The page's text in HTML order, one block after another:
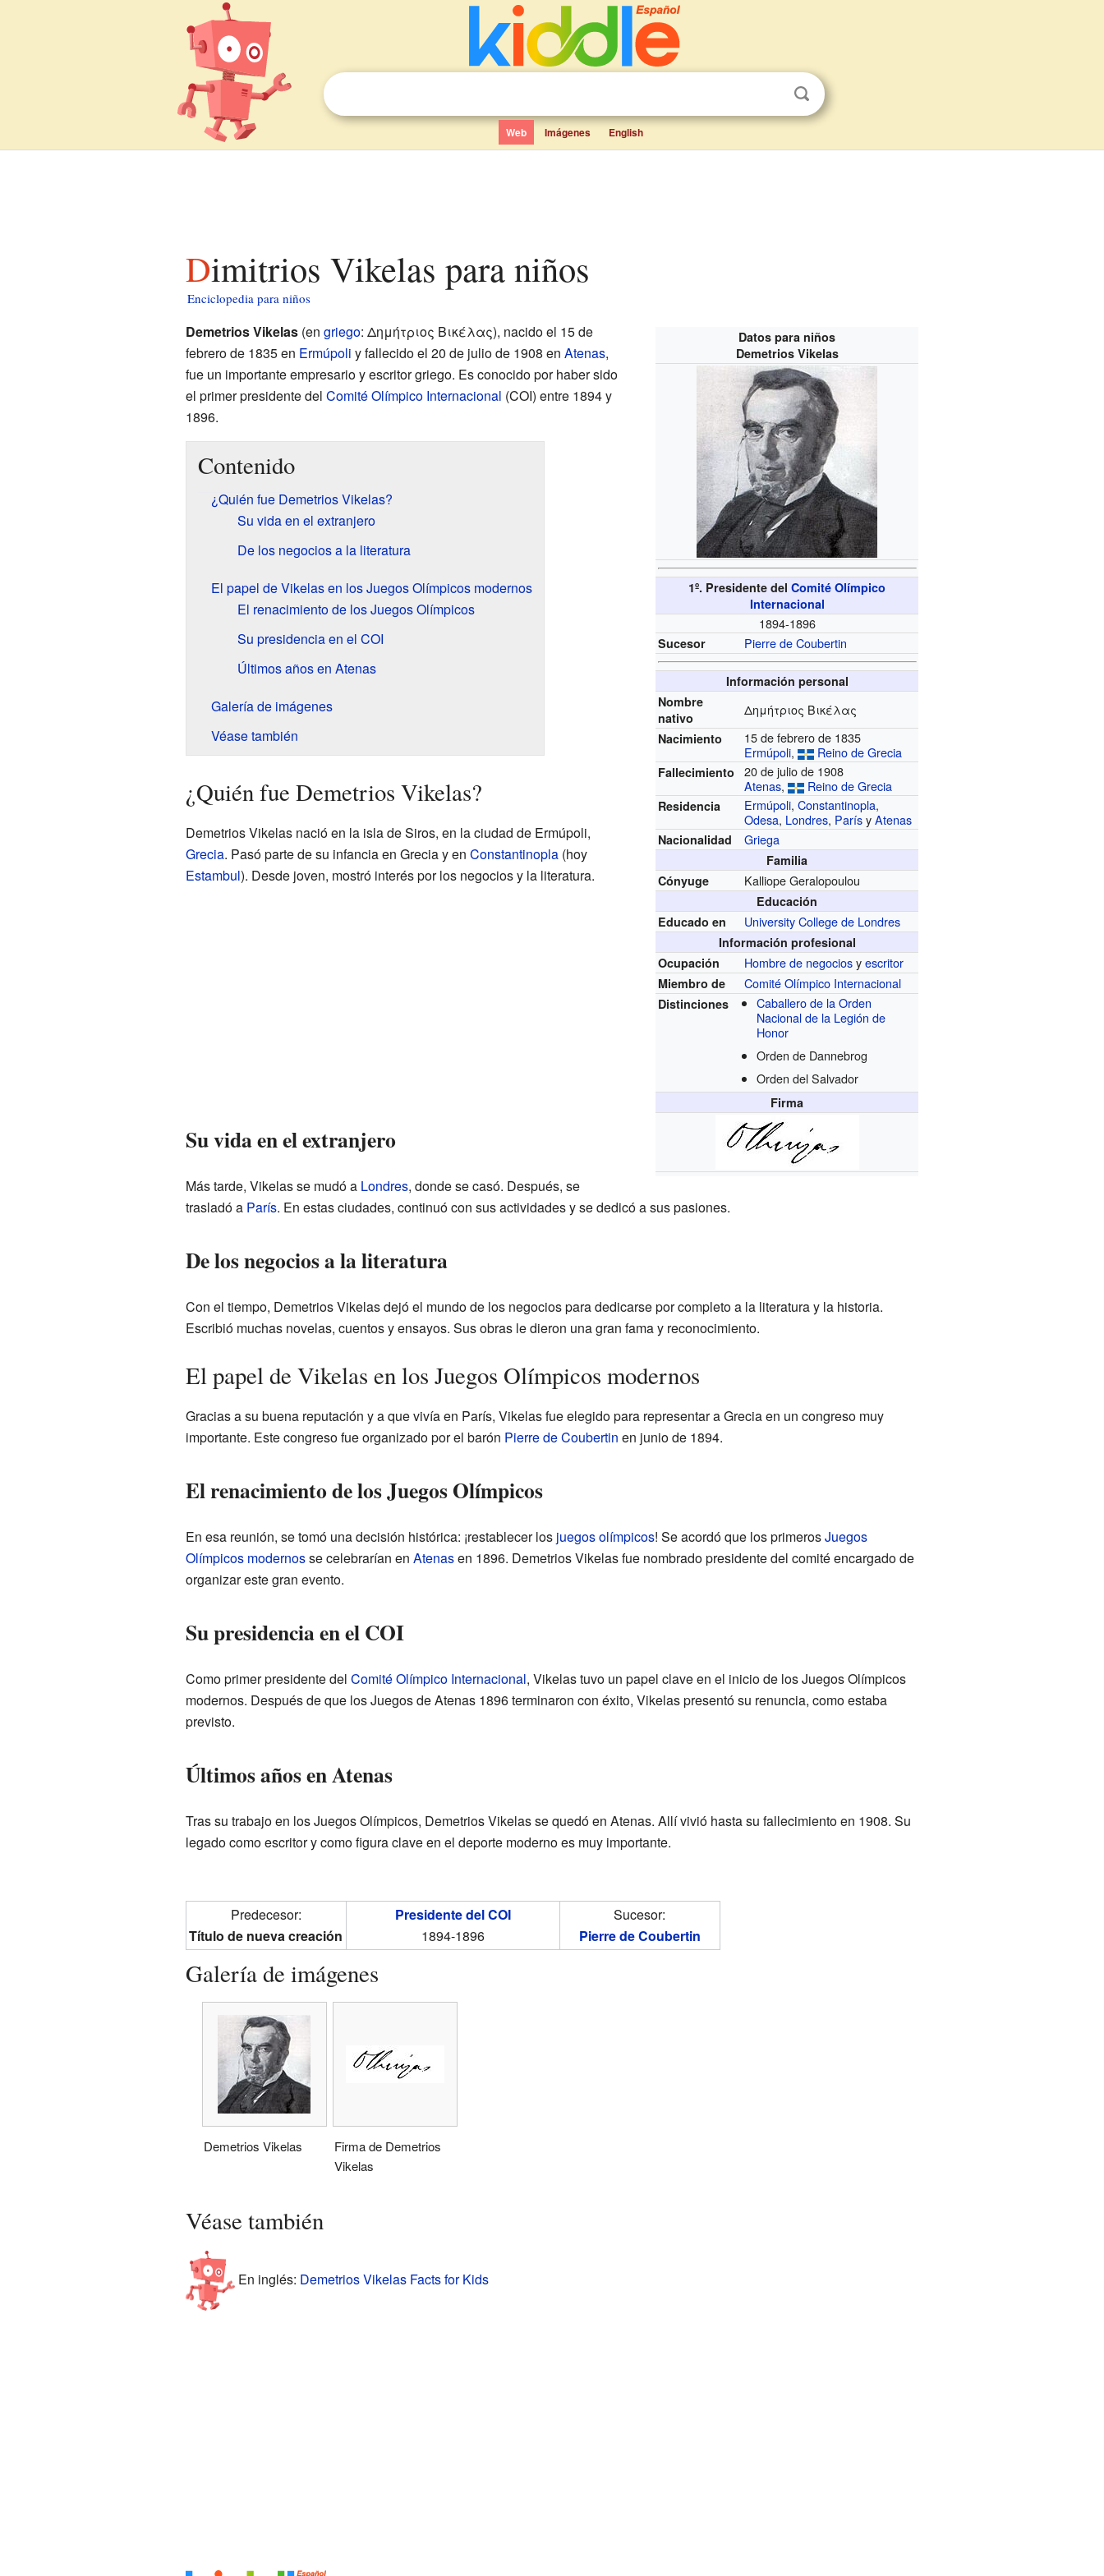
Web Imágenes English
Dimitrios Vikelas para niños
Enciclopedia para niños
Datos para niños
Demetrios Vikelas
1º. Presidente delComité Olímpico
Internacional
1894-1896
Sucesor Pierre de Coubertin
Información personal
Nombre
nativo
Δημήτριος Βικέλας
Nacimiento
15 de febrero de 1835
Ermúpoli, Reino de Grecia
Fallecimiento
20 de julio de 1908
Atenas, Reino de Grecia
Residencia Ermúpoli,Constantinopla,
Odesa, Londres, ParísyAtenas
Nacionalidad Griega
Familia
Cónyuge
Kalliope Geralopoulou
Educación
Educado en
University College de Londres
Información profesional
Ocupación
Hombre de negociosyescritor
Miembro de Comité Olímpico Internacional
Distinciones
Caballero de la Orden
Nacional de la Legión de
Honor
Orden de Dannebrog
Orden del Salvador
Firma
Demetrios Vikelas(en griego: Δημήτριος Βικέλας), nacido el 15 de
febrero de 1835 en Ermúpoli y fallecido el 20 de julio de 1908 en Atenas,
fue un importante empresario y escritor griego. Es conocido por haber sido
el primer presidente del Comité Olímpico Internacional (COI) entre 1894 y
1896.
Contenido
¿Quién fue Demetrios Vikelas?
Su vida en el extranjero
De los negocios a la literatura
El papel de Vikelas en los Juegos Olímpicos modernos
El renacimiento de los Juegos Olímpicos
Su presidencia en el COI
Últimos años en Atenas
Galería de imágenes
Véase también
¿Quién fue Demetrios Vikelas?
Demetrios Vikelas nació en la isla de Siros, en la ciudad de Ermúpoli,
Grecia. Pasó parte de su infancia en Grecia y en Constantinopla(hoy
Estambul). Desde joven, mostró interés por los negocios y la literatura.
Su vida en el extranjero
Más tarde, Vikelas se mudó a Londres, donde se casó. Después, se
trasladó a París. En estas ciudades, continuó con sus actividades y se dedicó a sus pasiones.
De los negocios a la literatura
Con el tiempo, Demetrios Vikelas dejó el mundo de los negocios para dedicarse por completo a la literatura y la historia.
Escribió muchas novelas, cuentos y ensayos. Sus obras le dieron una gran fama y reconocimiento.
El papel de Vikelas en los Juegos Olímpicos modernos
Gracias a su buena reputación y a que vivía en París, Vikelas fue elegido para representar a Grecia en un congreso muy
importante. Este congreso fue organizado por el barón Pierre de Coubertin en junio de 1894.
El renacimiento de los Juegos Olímpicos
En esa reunión, se tomó una decisión histórica: ¡restablecer los juegos olímpicos! Se acordó que los primerosJuegos
Olímpicos modernosse celebrarían en Atenasen 1896. Demetrios Vikelas fue nombrado presidente del comité encargado de
organizar este gran evento.
Su presidencia en el COI
Como primer presidente del Comité Olímpico Internacional, Vikelas tuvo un papel clave en el inicio de los Juegos Olímpicos
modernos. Después de que los Juegos de Atenas 1896 terminaron con éxito, Vikelas presentó su renuncia, como estaba
previsto.
Últimos años en Atenas
Tras su trabajo en los Juegos Olímpicos, Demetrios Vikelas se quedó en Atenas. Allí vivió hasta su fallecimiento en 1908. Su
legado como escritor y como figura clave en el deporte moderno es muy importante.
Predecesor:
Título de nueva creación
Presidente del COI
1894-1896
Sucesor:
Pierre de Coubertin
Galería de imágenes
Demetrios Vikelas
Firma de Demetrios
Vikelas
Véase también
En inglés: Demetrios Vikelas Facts for Kids